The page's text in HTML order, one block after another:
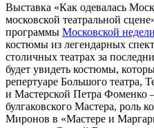
Выставка «Как одевалась
московской театральной
программы Московской
костюмы из легендарных
столичных театрах за
будет увидеть костюмы,
репертуаре Большого театра,
и Мастерской Петра
булгаковского Мастера, роль
Миронов в «Мастере и